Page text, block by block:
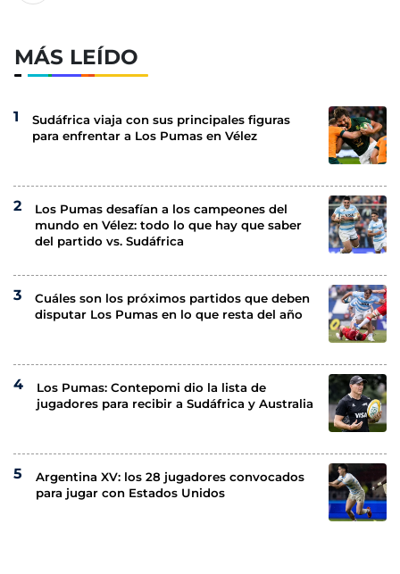
MÁS LEÍDO
Sudáfrica viaja con sus principales figuras
para enfrentar a Los Pumas en Vélez
Los Pumas desafían a los campeones del
mundo en Vélez: todo lo que hay que saber
del partido vs. Sudáfrica
Cuáles son los próximos partidos que deben
disputar Los Pumas en lo que resta del año
Los Pumas: Contepomi dio la lista de
jugadores para recibir a Sudáfrica y Australia
Argentina XV: los 28 jugadores convocados
para jugar con Estados Unidos